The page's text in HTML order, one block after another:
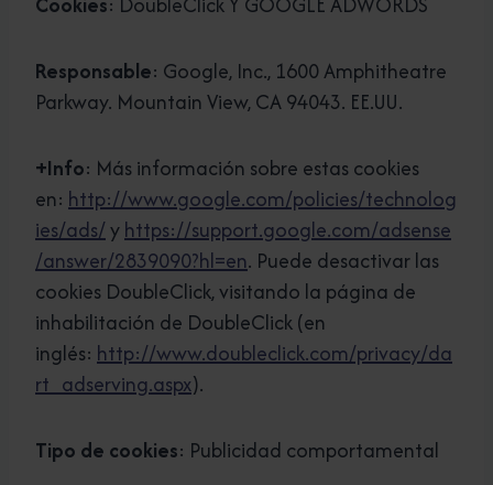
Responsable: Google, Inc., 1600 Amphitheatre
Parkway. Mountain View, CA 94043. EE.UU.
+Info: Más información sobre estas cookies
en: http://www.google.com/policies/technolog
ies/ads/yhttps://support.google.com/adsense
/answer/2839090?hl=en. Puede desactivar las
cookies DoubleClick, visitando la página de
inhabilitación de DoubleClick (en
inglés: http://www.doubleclick.com/privacy/da
rt_adserving.aspx).
Tipo de cookies: Publicidad comportamental